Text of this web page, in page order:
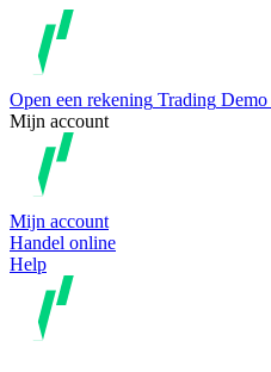
Open een rekening Trading Demo
Mijn account
Mijn account
Handel online
Help